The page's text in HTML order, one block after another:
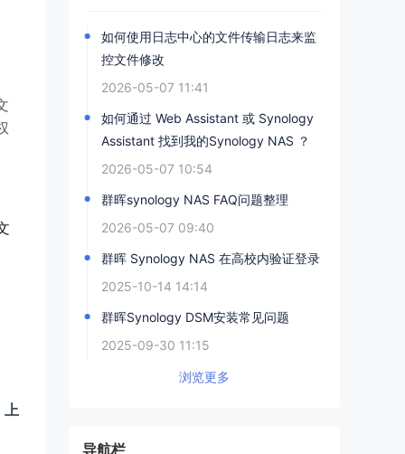
上
如何使用日志中心的文件传输日志来监
控文件修改
2026-05-07 11:41
如何通过 Web Assistant 或 Synology
Assistant 找到我的Synology NAS ？
2026-05-07 10:54
群晖synology NAS FAQ问题整理
2026-05-07 09:40
群晖 Synology NAS 在高校内验证登录
2025-10-14 14:14
群晖Synology DSM安装常见问题
2025-09-30 11:15
浏览更多
导航栏